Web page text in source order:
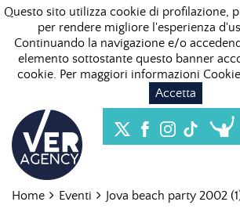
Questo sito utilizza cookie di profilazione,
per rendere migliore l'esperienza
Continuando la navigazione e/o
elemento sottostante questo banner
cookie. Per maggiori informazioni
Accetta
Home Eventi Jova beach party 2002